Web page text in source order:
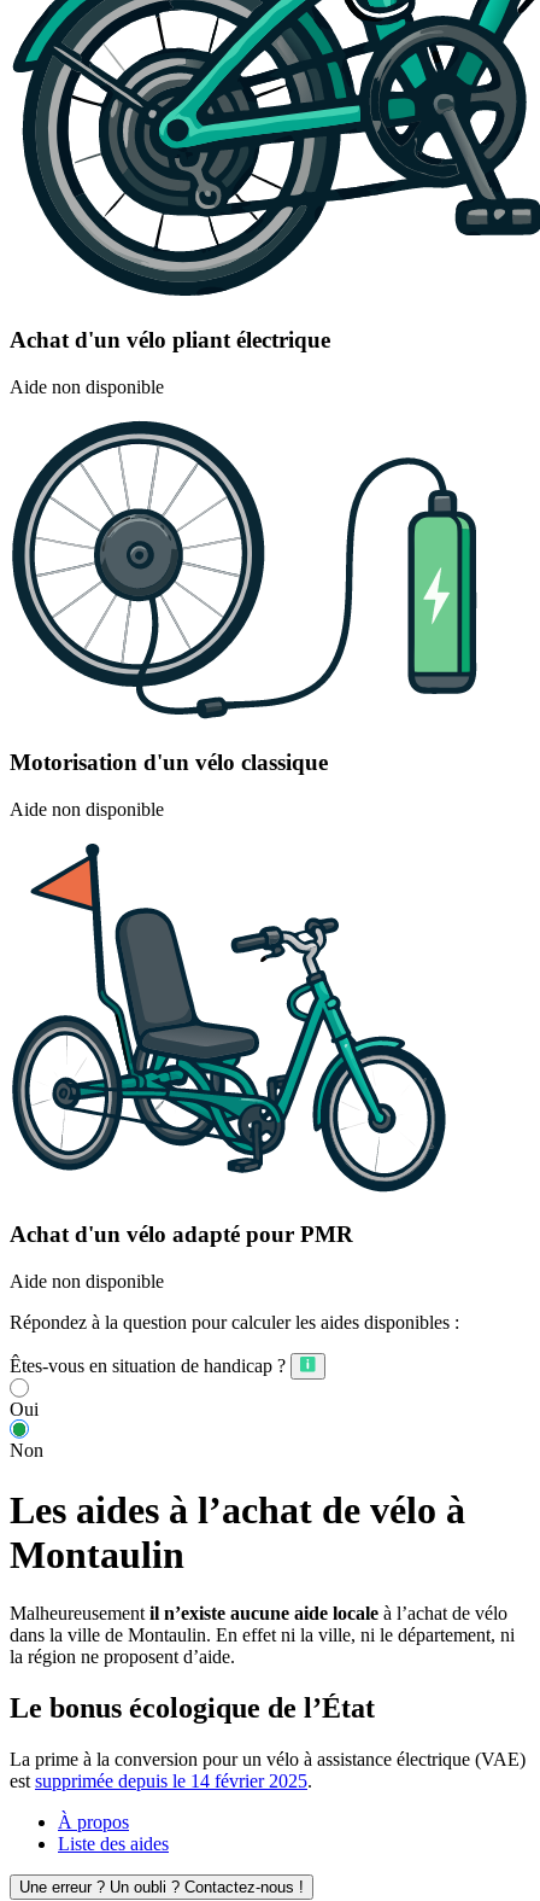
Achat d'un vélo pliant électrique
Aide non disponible
Motorisation d'un vélo classique
Aide non disponible
Achat d'un vélo adapté pour PMR
Aide non disponible
Répondez à la question pour calculer les aides disponibles :
Êtes-vous en situation de handicap ?
Oui
Non
Les aides à l’achat de vélo à
Montaulin
Malheureusement il n’existe aucune aide locale à l’achat de vélo
dans la ville de Montaulin. En effet ni la ville, ni le département, ni
la région ne proposent d’aide.
Le bonus écologique de l’État
La prime à la conversion pour un vélo à assistance électrique (VAE)
est supprimée depuis le 14 février 2025.
À propos
Liste des aides
Une erreur ? Un oubli ? Contactez-nous !